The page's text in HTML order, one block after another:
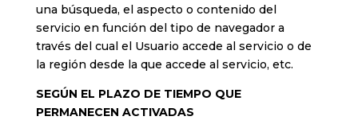
una búsqueda, el aspecto o contenido del
servicio en función del tipo de navegador a
través del cual el Usuario accede al servicio o de
la región desde la que accede al servicio, etc.
SEGÚN EL PLAZO DE TIEMPO QUE
PERMANECEN ACTIVADAS